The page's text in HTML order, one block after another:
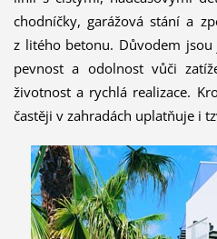
chodníčky, garážová stání a
z litého betonu. Důvodem
pevnost a odolnost vůči
životnost a rychlá realizace.
častěji v zahradách uplatňuje i